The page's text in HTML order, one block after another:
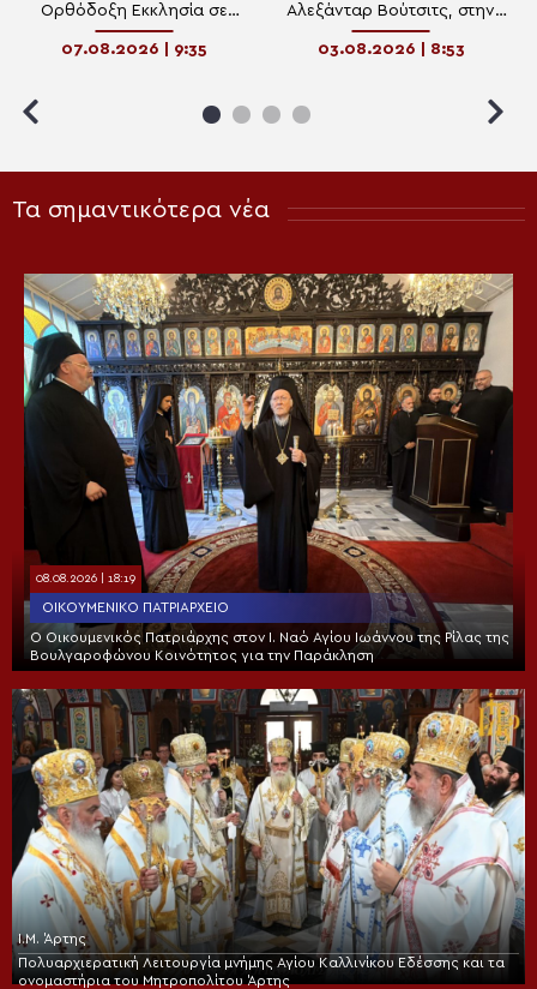
Ορθόδοξη Εκκλησία σε
Μαυροβούνιο και Βοσνία
07.08.2026 | 9:35
Αλεξάνταρ Βούτσιτς, στην
ιστορική Μονή Ρμάνι
03.08.2026 | 8:53
Τα σημαντικότερα νέα
08.08.2026 | 18:19
ΟΙΚΟΥΜΕΝΙΚΌ ΠΑΤΡΙΑΡΧΕΊΟ
Ο Οικουμενικός Πατριάρχης στον I. Ναό Αγίου Ιωάννου της Ρίλας της
Βουλγαροφώνου Κοινότητος για την Παράκληση
Ι.Μ. Άρτης
Πολυαρχιερατική Λειτουργία μνήμης Αγίου Καλλινίκου Εδέσσης και τα
ονομαστήρια του Μητροπολίτου Άρτης